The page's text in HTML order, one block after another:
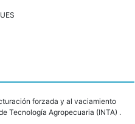
forzada y al vaciamiento
Tecnología Agropecuaria (INTA) .